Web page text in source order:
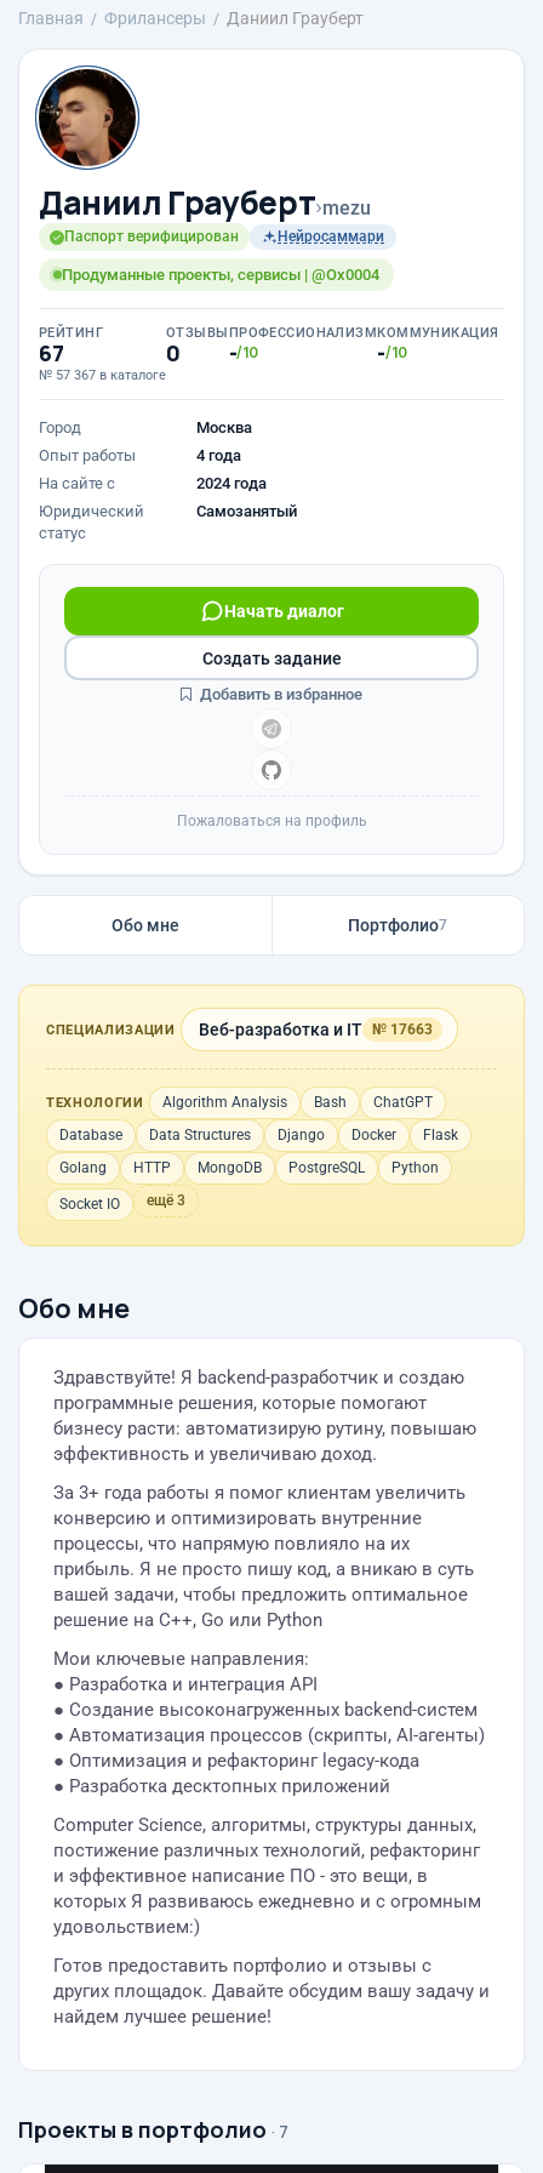
Главная Фрилансеры Даниил Грауберт
Даниил Грауберт›mezu
Паспорт верифицирован Нейросаммари
Продуманные проекты, сервисы | @Ox0004
РЕЙТИНГ
67
№ 57 367 в каталоге
ОТЗЫВЫ
0
ПРОФЕССИОНАЛИЗМ
-/10
КОММУНИКАЦИЯ
-/10
Город
Москва
Опыт работы
4 года
На сайте с
2024 года
Юридический
статус
Самозанятый
Начать диалог
Создать задание
Добавить в избранное
Пожаловаться на профиль
Обо мне Портфолио7
СПЕЦИАЛИЗАЦИИ Веб-разработка и IT № 17663
ТЕХНОЛОГИИ Algorithm Analysis Bash
ChatGPT
Database
Data Structures Django Docker
Flask
Golang
HTTP MongoDB PostgreSQL Python
Socket IO ещё 3
Обо мне
Здравствуйте! Я backend-разработчик и создаю
программные решения, которые помогают
бизнесу расти: автоматизирую рутину, повышаю
эффективность и увеличиваю доход.
За 3+ года работы я помог клиентам увеличить
конверсию и оптимизировать внутренние
процессы, что напрямую повлияло на их
прибыль. Я не просто пишу код, а вникаю в суть
вашей задачи, чтобы предложить оптимальное
решение на C++, Go или Python
Мои ключевые направления:
● Разработка и интеграция API
● Создание высоконагруженных backend-систем
● Автоматизация процессов (скрипты, AI-агенты)
● Оптимизация и рефакторинг legacy-кода
● Разработка десктопных приложений
Computer Science, алгоритмы, структуры данных,
постижение различных технологий, рефакторинг
и эффективное написание ПО - это вещи, в
которых Я развиваюсь ежедневно и с огромным
удовольствием:)
Готов предоставить портфолио и отзывы с
других площадок. Давайте обсудим вашу задачу и
найдем лучшее решение!
Проекты в портфолио · 7